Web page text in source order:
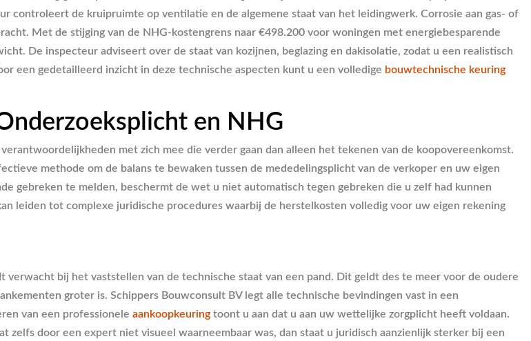
controleert de kruipruimte op ventilatie en de algemene staat van het leidingwerk. Corrosie aan gas- of
Met de stijging van de NHG-kostengrens naar €498.200 voor woningen met energiebesparende
De inspecteur adviseert over de staat van kozijnen, beglazing en dakisolatie, zodat u een realistisch
een gedetailleerd inzicht in deze technische aspecten kunt u een volledige bouwtechnische keuring
en NHG
met zich mee die verder gaan dan alleen het tekenen van de koopovereenkomst.
methode om de balans te bewaken tussen de mededelingsplicht van de verkoper en uw eigen
gebreken te melden, beschermt de wet u niet automatisch tegen gebreken die u zelf had kunnen
leiden tot complexe juridische procedures waarbij de herstelkosten volledig voor uw eigen rekening
bij het vaststellen van de technische staat van een pand. Dit geldt des te meer voor de oudere
groter is. Schippers Bouwconsult BV legt alle technische bevindingen vast in een
van een professionele aankoopkeuring toont u aan dat u aan uw wettelijke zorgplicht heeft voldaan.
zelfs door een expert niet visueel waarneembaar was, dan staat u juridisch aanzienlijk sterker bij een